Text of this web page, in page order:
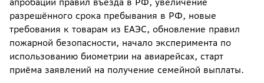
разрешённого срока пребывания в РФ, новые
требования к товарам из ЕАЭС, обновление правил
пожарной безопасности, начало эксперимента по
использованию биометрии на авиарейсах, старт
приёма заявлений на получение семейной выплаты.